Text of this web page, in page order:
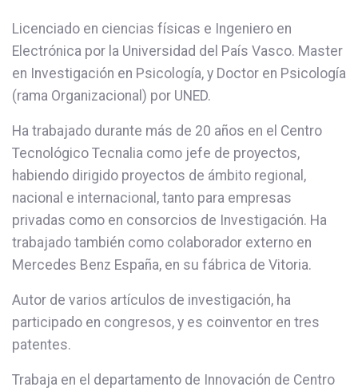
Licenciado en ciencias físicas e Ingeniero en
Electrónica por la Universidad del País Vasco. Master
en Investigación en Psicología, y Doctor en Psicología
(rama Organizacional) por UNED.
Ha trabajado durante más de 20 años en el Centro
Tecnológico Tecnalia como jefe de proyectos,
habiendo dirigido proyectos de ámbito regional,
nacional e internacional, tanto para empresas
privadas como en consorcios de Investigación. Ha
trabajado también como colaborador externo en
Mercedes Benz España, en su fábrica de Vitoria.
Autor de varios artículos de investigación, ha
participado en congresos, y es coinventor en tres
patentes.
Trabaja en el departamento de Innovación de Centro